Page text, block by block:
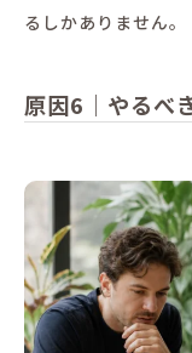
るしかありません。
原因6｜やるべ